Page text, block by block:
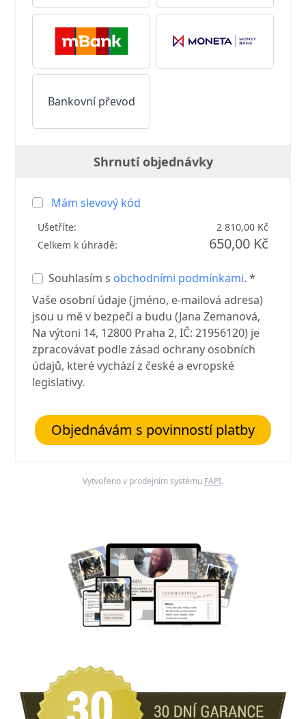
Bankovní převod
Shrnutí objednávky
Mám slevový kód
Ušetříte:
2 810,00 Kč
Celkem k úhradě:
650,00 Kč
Souhlasím s obchodními podmínkami. *
Vaše osobní údaje (jméno, e-mailová adresa)
jsou u mě v bezpečí a budu (Jana Zemanová,
Na výtoni 14, 12800 Praha 2, IČ: 21956120) je
zpracovávat podle zásad ochrany osobních
údajů, které vychází z české a evropské
legislativy.
Objednávám s povinností platby
Vytvořeno v prodejním systému FAPI.